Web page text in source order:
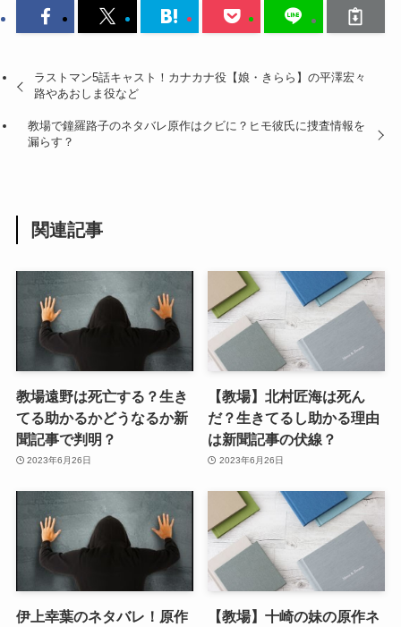
ラストマン5話キャスト！カナカナ役【娘・きらら】の平澤宏々
路やあおしま役など
教場で鐘羅路子のネタバレ原作はクビに？ヒモ彼氏に捜査情報を
漏らす？
関連記事
教場遠野は死亡する？生き
てる助かるかどうなるか新
聞記事で判明？
2023年6月26日
【教場】北村匠海は死ん
だ？生きてるし助かる理由
は新聞記事の伏線？
2023年6月26日
伊上幸葉のネタバレ！原作
【教場】十崎の妹の原作ネ